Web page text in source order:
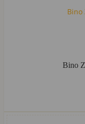
Bino